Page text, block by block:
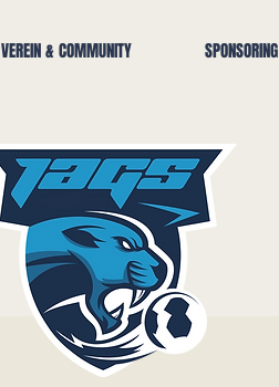
VEREIN & COMMUNITY SPONSORING